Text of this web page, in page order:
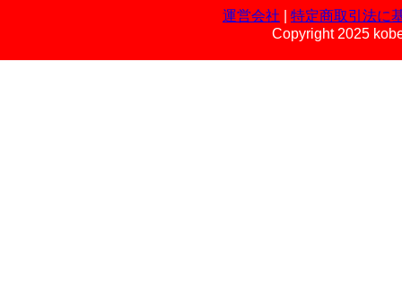
運営会社
特定商取引法に
Copyright 2025